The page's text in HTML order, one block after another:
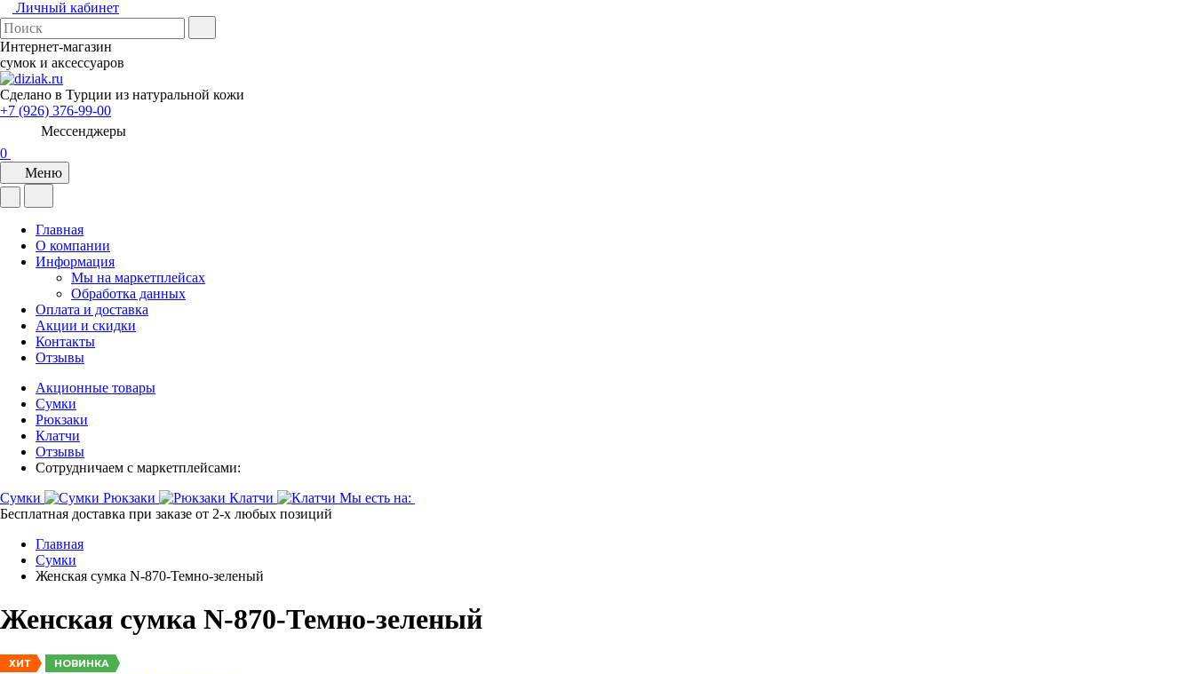
Личный кабинет
Интернет-магазин
сумок и аксессуаров
Сделано в Турции из натуральной кожи
+7 (926) 376-99-00
Мессенджеры
0
Меню
Главная
О компании
Информация
Мы на маркетплейсах
Обработка данных
Оплата и доставка
Акции и скидки
Контакты
Отзывы
Акционные товары
Сумки
Рюкзаки
Клатчи
Отзывы
Сотрудничаем с маркетплейсами:
Сумки
Рюкзаки Клатчи
Мы есть на:
Бесплатная доставка при заказе от 2-х любых позиций
Главная
Сумки
Женская сумка N-870-Темно-зеленый
Женская сумка N-870-Темно-зеленый
ХИТ НОВИНКА